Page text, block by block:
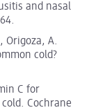
and nasal
Origoza, A.
cold?
C for
Cochrane